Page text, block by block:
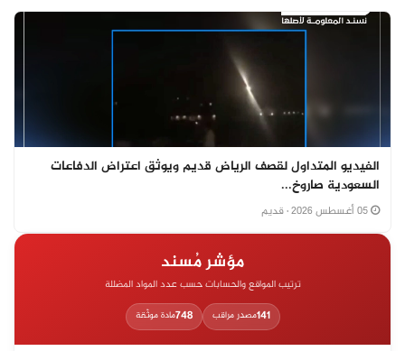
الفيديو المتداول لقصف الرياض قديم ويوثق اعتراض الدفاعات
السعودية صاروخ...
· قديم
مؤشر مُسند
ترتيب المواقع والحسابات حسب عدد المواد المضللة
141مصدر مراقب 748مادة موثّقة